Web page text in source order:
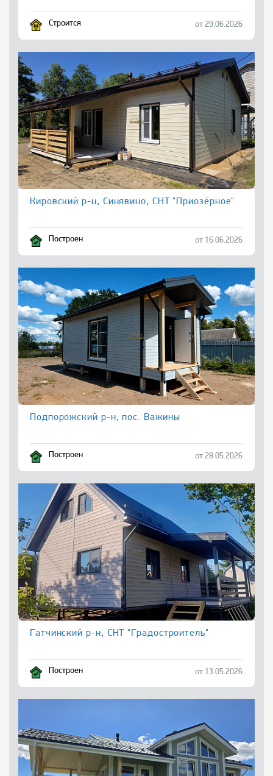
Строится от 29.06.2026
Кировский р-н, Синявино, СНТ "Приозёрное"
Построен от 16.06.2026
Подпорожский р-н, пос. Важины
Построен от 28.05.2026
Гатчинский р-н, СНТ "Градостроитель"
Построен от 13.05.2026